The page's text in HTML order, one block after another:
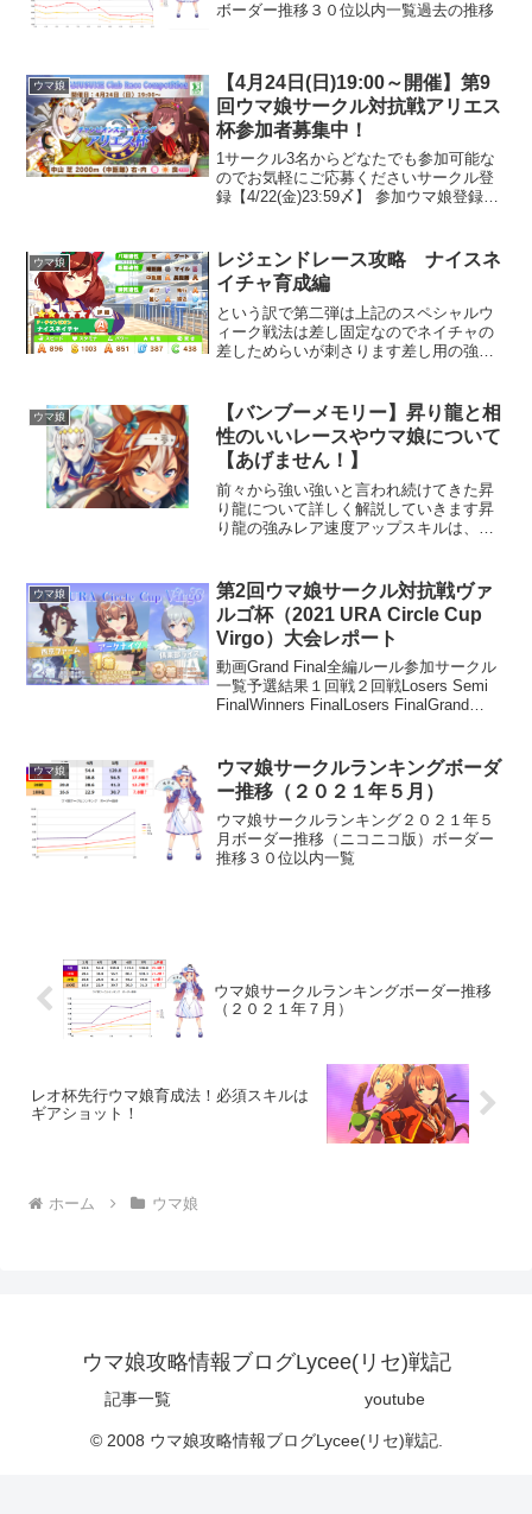
ボーダー推移３０位以内一覧過去の推移
ウマ娘
【4月24日(日)19:00～開催】第9
回ウマ娘サークル対抗戦アリエス
杯参加者募集中！
1サークル3名からどなたでも参加可能な
のでお気軽にご応募くださいサークル登
録【4/22(金)23:59〆】 参加ウマ娘登録
ウマ娘
レジェンドレース攻略 ナイスネ
イチャ育成編
という訳で第二弾は上記のスペシャルウ
ィーク戦法は差し固定なのでネイチャの
差しためらいが刺さります差し用の強い
の鍵対象レース東京 芝 2400ｍ（中距
離）左回り 天候：晴...
ウマ娘
【バンブーメモリー】昇り龍と相
性のいいレースやウマ娘について
【あげません！】
前々から強い強いと言われ続けてきた昇
り龍について詳しく解説していきます昇
り龍の強みレア速度アップスキルは、目
効果時間が最長のグループなので強いと
言われています※他には脱...
ウマ娘
第2回ウマ娘サークル対抗戦ヴァ
ルゴ杯（2021 URA Circle Cup
Virgo）大会レポート
動画Grand Final全編ルール参加サークル
一覧予選結果１回戦２回戦Losers Semi
FinalWinners FinalLosers FinalGrand
ウマ娘
ウマ娘サークルランキングボーダ
ー推移（２０２１年５月）
ウマ娘サークルランキング２０２１年５
月ボーダー推移（ニコニコ版）ボーダー
推移３０位以内一覧
ウマ娘サークルランキングボーダー推移
（２０２１年７月）
レオ杯先行ウマ娘育成法！必須スキルは
ギアショット！
ホーム ウマ娘
ウマ娘攻略情報ブログLycee(リセ)戦記
記事一覧 youtube
© 2008 ウマ娘攻略情報ブログLycee(リセ)戦記.